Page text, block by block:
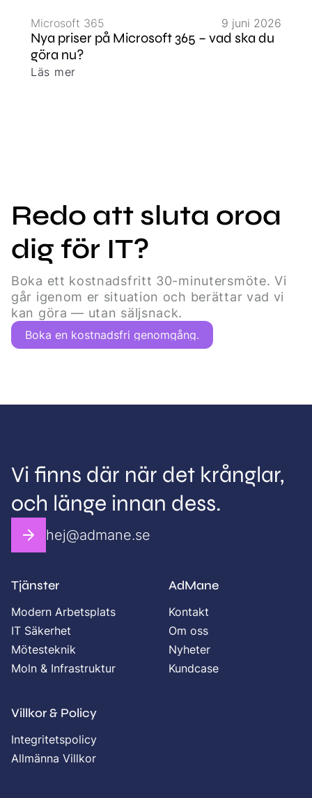
Microsoft 365 9 juni 2026
Nya priser på Microsoft 365 – vad ska du
göra nu?
Läs mer
Redo att sluta oroa
dig för IT?
Boka ett kostnadsfritt 30-minutersmöte. Vi
går igenom er situation och berättar vad vi
kan göra — utan säljsnack.
Boka en kostnadsfri genomgång.
Vi finns där när det krånglar,
och länge innan dess.
hej@admane.se
Tjänster
Modern Arbetsplats
IT Säkerhet
Mötesteknik
Moln & Infrastruktur
AdMane
Kontakt
Om oss
Nyheter
Kundcase
Villkor & Policy
Integritetspolicy
Allmänna Villkor